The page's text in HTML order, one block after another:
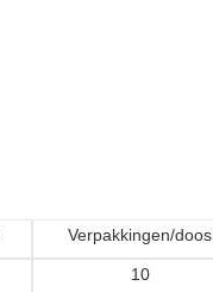
Verpakkingen/doos
10